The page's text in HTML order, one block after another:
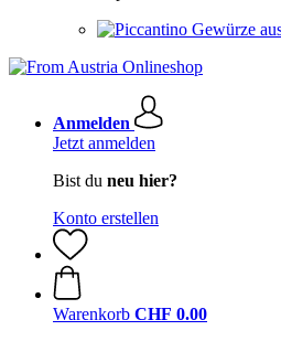
Gewürze
Anmelden
Jetzt anmelden
Bist du neu hier?
Konto erstellen
Warenkorb CHF 0.00